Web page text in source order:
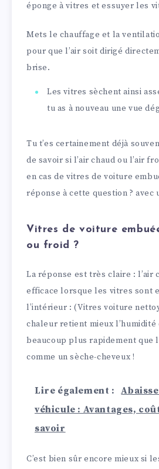
éponge à vitres et essuyer les
Mets le chauffage et la
pour que l’air soit dirigé
brise.
Les vitres sèchent ainsi
tu as à nouveau une vue
Tu t’es certainement déjà
de savoir si l’air chaud ou l’air
en cas de vitres de voiture
réponse à cette question ? avec
Vitres de voiture
ou froid ?
La réponse est très claire : l’air
efficace lorsque les vitres sont
l’intérieur : (Vitres voiture
chaleur retient mieux l’humidité
beaucoup plus rapidement que
comme un sèche-cheveux !
Lire également :
véhicule : Avantages,
savoir
C’est bien sûr encore mieux si